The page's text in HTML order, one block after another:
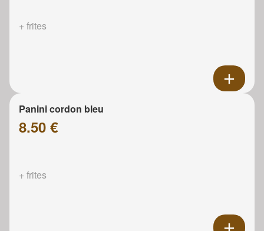
+ frites
Panini cordon bleu
8.50 €
+ frites